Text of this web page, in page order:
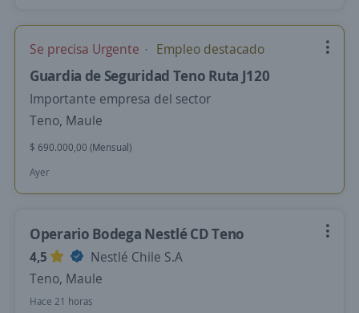
Se precisa Urgente Empleo destacado
Guardia de Seguridad Teno Ruta J120
Importante empresa del sector
Teno, Maule
$ 690.000,00 (Mensual)
Ayer
Operario Bodega Nestlé CD Teno
4,5
Nestlé Chile S.A
Teno, Maule
Hace 21 horas